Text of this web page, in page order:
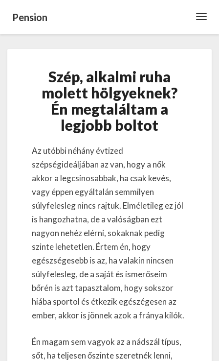
Pension
alkalmi
ruha
molett
hölgyeknek?
Én
megtaláltam
legjobb
boltot
Szép, alkalmi ruha
molett hölgyeknek?
Én megtaláltam a
legjobb boltot
Az utóbbi néhány évtized
szépségideáljában az van, hogy a nők
akkor a legcsinosabbak, ha csak kevés,
vagy éppen egyáltalán semmilyen
súlyfelesleg nincs rajtuk. Elméletileg ez jól
is hangozhatna, de a valóságban ezt
nagyon nehéz elérni, sokaknak pedig
szinte lehetetlen. Értem én, hogy
egészségesebb is az, ha valakin nincsen
súlyfelesleg, de a saját és ismerőseim
bőrén is azt tapasztalom, hogy sokszor
hiába sportol és étkezik egészégesen az
ember, akkor is jönnek azok a fránya kilók.
Én magam sem vagyok az a nádszál típus,
sőt, ha teljesen őszinte szeretnék lenni,